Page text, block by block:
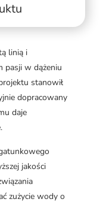
linią i
pasji w dążeniu
stanowił
dopracowany
daje
jakości
zużycie wody o